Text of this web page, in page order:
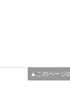
▲このページ